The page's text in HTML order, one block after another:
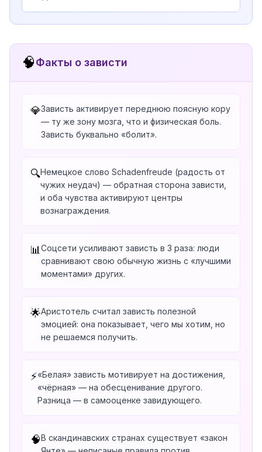
🧠Факты о зависти
💎Зависть активирует переднюю поясную кору
— ту же зону мозга, что и физическая боль.
Зависть буквально «болит».
🔍Немецкое слово Schadenfreude (радость от
чужих неудач) — обратная сторона зависти,
и оба чувства активируют центры
вознаграждения.
📊 Соцсети усиливают зависть в 3 раза: люди
сравнивают свою обычную жизнь с «лучшими
моментами» других.
🌟Аристотель считал зависть полезной
эмоцией: она показывает, чего мы хотим, но
не решаемся получить.
⚡«Белая» зависть мотивирует на достижения,
«чёрная» — на обесценивание другого.
Разница — в самооценке завидующего.
🧠В скандинавских странах существует «закон